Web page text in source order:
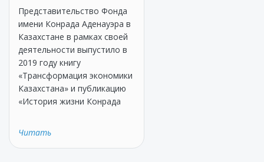
Представительство Фонда
имени Конрада Аденауэра в
Казахстане в рамках своей
деятельности выпустило в
2019 году книгу
«Трансформация экономики
Казахстана» и публикацию
«История жизни Конрада
Читать